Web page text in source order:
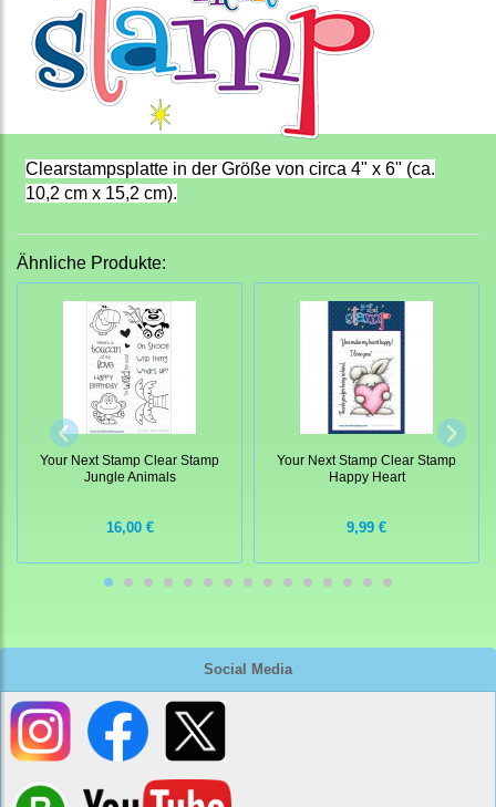
Social Media
Clearstampsplatte in der Größe von circa 4" x 6" (ca.
10,2 cm x 15,2 cm).
Ähnliche Produkte:
Your Next Stamp Clear Stamp
Jungle Animals
16,00 €
Your Next Stamp Clear Stamp
Happy Heart
9,99 €